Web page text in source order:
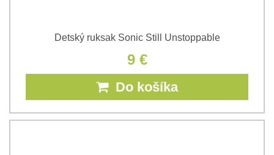
Detský ruksak Sonic Still Unstoppable
9 €
Do košíka